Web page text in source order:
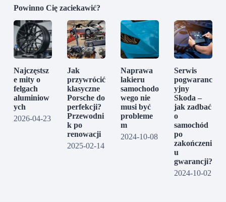
Powinno Cię zaciekawić?
Najczęstsz
e mity o
felgach
aluminiow
ych
2026-04-23
Jak
przywrócić
klasyczne
Porsche do
perfekcji?
Przewodni
k po
renowacji
2025-02-14
Naprawa
lakieru
samochodo
wego nie
musi być
probleme
m
2024-10-08
Serwis
pogwaranc
yjny
Skoda –
jak zadbać
o
samochód
po
zakończeni
u
gwarancji?
2024-10-02